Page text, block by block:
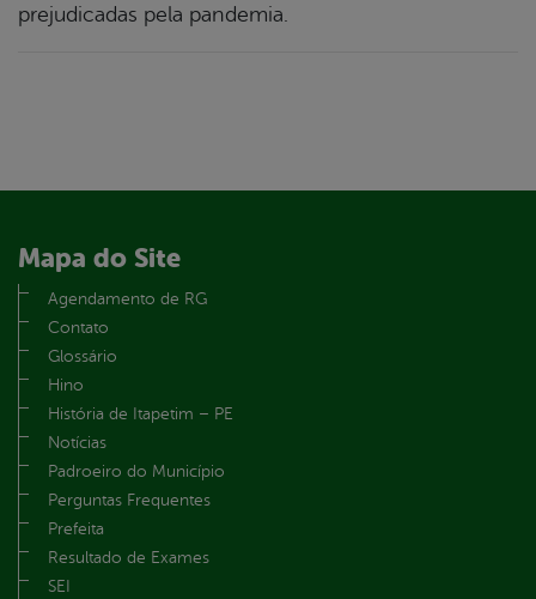
prejudicadas pela pandemia.
Mapa do Site
Agendamento de RG
Contato
Glossário
Hino
História de Itapetim – PE
Notícias
Padroeiro do Município
Perguntas Frequentes
Prefeita
Resultado de Exames
SEI